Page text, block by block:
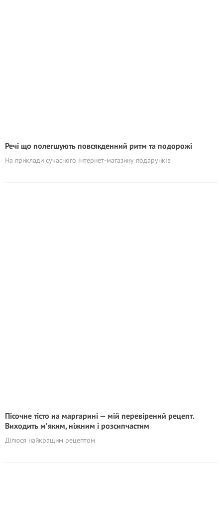
Речі що полегшують повсякденний ритм та подорожі
На приклади сучасного інтернет-магазину подарунків
Пісочне тісто на маргарині — мій перевірений рецепт.
Виходить м’яким, ніжним і розсипчастим
Ділюся найкращим рецептом